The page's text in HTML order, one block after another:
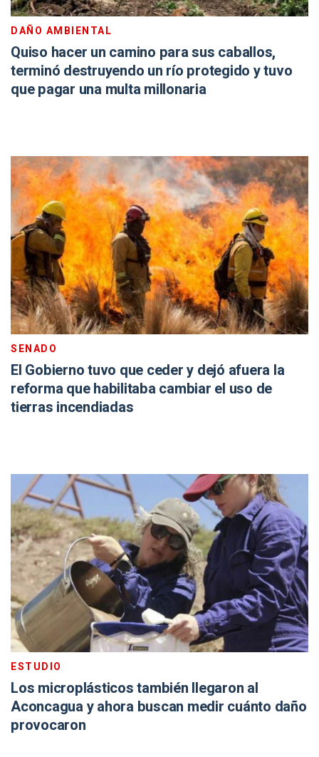
DAÑO AMBIENTAL
Quiso hacer un camino para sus caballos,
terminó destruyendo un río protegido y tuvo
que pagar una multa millonaria
SENADO
El Gobierno tuvo que ceder y dejó afuera la
reforma que habilitaba cambiar el uso de
tierras incendiadas
ESTUDIO
Los microplásticos también llegaron al
Aconcagua y ahora buscan medir cuánto daño
provocaron